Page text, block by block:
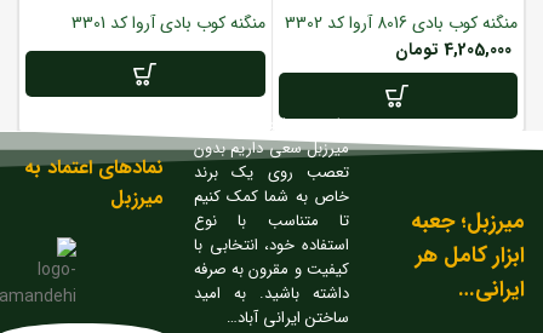
منگنه کوب بادی 8016 آروا کد 3302
4,205,000 تومان
منگنه کوب بادی آروا کد 3301
میرزبل؛ جعبه
ابزار کامل هر
ایرانی…
ما در فروشگاه ابزار
میرزبل سعی داریم بدون
تعصب روی یک برند
خاص به شما کمک کنیم
تا متناسب با نوع
استفاده خود، انتخابی با
کیفیت و مقرون به صرفه
داشته باشید. به امید
ساختن ایرانی آباد…
نمادهای اعتماد به
میرزبل